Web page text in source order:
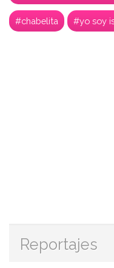
#chabelita #yo soy
Reportajes